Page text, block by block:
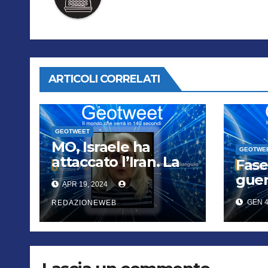
ARTICOLI CORRELATI
GEOTWEET
MO, Israele ha
attaccato l’Iran. La
tela dei mediatori si
tesse in Turchia
APR 19, 2024
REDAZIONEWEB
alle
GEN